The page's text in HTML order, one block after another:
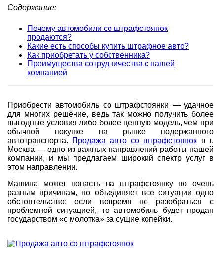
Содержание:
Почему автомобили со штрафстоянок
продаются?
Какие есть способы купить штрафное авто?
Как приобретать у собственника?
Преимущества сотрудничества с нашей
компанией
Приобрести автомобиль со штрафстоянки — удачное
для многих решение, ведь так можно получить более
выгодные условия либо более ценную модель, чем при
обычной покупке на рынке подержанного
автотранспорта. Продажа авто со штрафстоянок в г.
Москва — одно из важных направлений работы нашей
компании, и мы предлагаем широкий спектр услуг в
этом направлении.
Машина может попасть на штрафстоянку по очень
разным причинам, но объединяет все ситуации одно
обстоятельство: если вовремя не разобраться с
проблемной ситуацией, то автомобиль будет продан
государством «с молотка» за сущие копейки.